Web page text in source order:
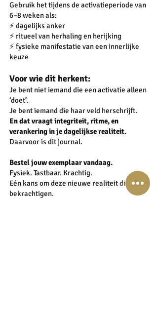
Gebruik het tijdens de activatieperiode van
6–8 weken als:
⚡️ dagelijks anker
⚡️ ritueel van herhaling en herijking
⚡️ fysieke manifestatie van een innerlijke
keuze
Voor wie dit herkent:
Je bent niet iemand die een activatie alleen
‘doet’.
Je bent iemand die haar veld herschrijft.
En dat vraagt integriteit, ritme, en
verankering in je dagelijkse realiteit.
Daarvoor is dit journal.
Bestel jouw exemplaar vandaag.
Fysiek. Tastbaar. Krachtig.
Eén kans om deze nieuwe realiteit direct te
bekrachtigen.